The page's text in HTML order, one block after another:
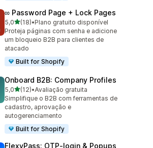
∞ Password Page + Lock Pages
5,0de 5 estrelas
(18)
18 avaliações ao todo
•Plano gratuito disponível
Proteja páginas com senha e adicione
um bloqueio B2B para clientes de
atacado
Built for Shopify
Onboard B2B: Company Profiles
5,0de 5 estrelas
(12)
12 avaliações ao todo
•Avaliação gratuita
Simplifique o B2B com ferramentas de
cadastro, aprovação e
autogerenciamento
Built for Shopify
FlexyPass: OTP‑login & Popups